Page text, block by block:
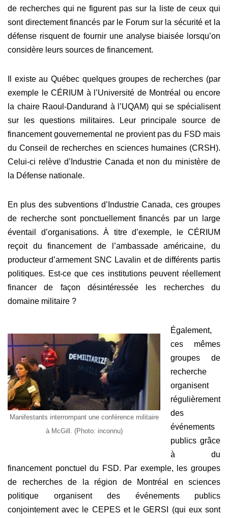
de recherches qui ne figurent pas sur la liste de ceux qui
sont directement financés par le Forum sur la sécurité et la
défense risquent de fournir une analyse biaisée lorsqu’on
considère leurs sources de financement.
Il existe au Québec quelques groupes de recherches (par
exemple le CÉRIUM à l’Université de Montréal ou encore
la chaire Raoul-Dandurand à l’UQAM) qui se spécialisent
sur les questions militaires. Leur principale source de
financement gouvernemental ne provient pas du FSD mais
du Conseil de recherches en sciences humaines (CRSH).
Celui-ci relève d’Industrie Canada et non du ministère de
la Défense nationale.
En plus des subventions d’Industrie Canada, ces groupes
de recherche sont ponctuellement financés par un large
éventail d’organisations. À titre d’exemple, le CÉRIUM
reçoit du financement de l’ambassade américaine, du
producteur d’armement SNC Lavalin et de différents partis
politiques. Est-ce que ces institutions peuvent réellement
financer de façon désintéressée les recherches du
domaine militaire ?
Manifestants interrompant une conférence militaire
à McGill. (Photo: inconnu)
Également,
ces mêmes
groupes de
recherche
organisent
régulièrement
des
événements
publics grâce
à du
financement ponctuel du FSD. Par exemple, les groupes
de recherches de la région de Montréal en sciences
politique organisent des événements publics
conjointement avec le CEPES et le GERSI (qui eux sont